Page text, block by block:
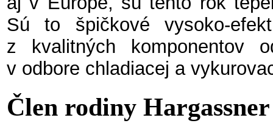
Sú to špičkové vysoko-
z kvalitných komponentov
v odbore chladiacej a
Člen rodiny Hargassner